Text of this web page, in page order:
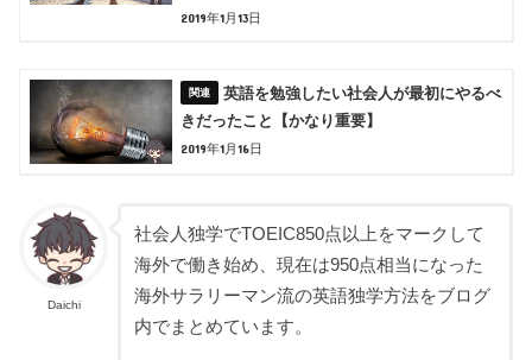
2019年1月13日
英語を勉強したい社会人が最初にやるべ
きだったこと【かなり重要】
2019年1月16日
Daichi
社会人独学でTOEIC850点以上をマークして
海外で働き始め、現在は950点相当になった
海外サラリーマン流の英語独学方法をブログ
内でまとめています。